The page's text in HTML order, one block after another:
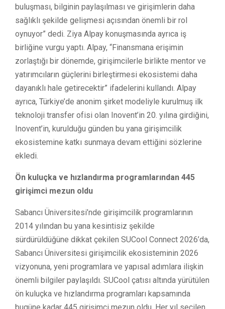
buluşması, bilginin paylaşılması ve girişimlerin daha
sağlıklı şekilde gelişmesi açısından önemli bir rol
oynuyor” dedi. Ziya Alpay konuşmasında ayrıca iş
birliğine vurgu yaptı. Alpay, “Finansmana erişimin
zorlaştığı bir dönemde, girişimcilerle birlikte mentor ve
yatırımcıların güçlerini birleştirmesi ekosistemi daha
dayanıklı hale getirecektir” ifadelerini kullandı. Alpay
ayrıca, Türkiye’de anonim şirket modeliyle kurulmuş ilk
teknoloji transfer ofisi olan Inovent’in 20. yılına girdiğini,
Inovent’in, kurulduğu günden bu yana girişimcilik
ekosistemine katkı sunmaya devam ettiğini sözlerine
ekledi.
Ön kuluçka ve hızlandırma programlarından 445
girişimci mezun oldu
Sabancı Üniversitesi’nde girişimcilik programlarının
2014 yılından bu yana kesintisiz şekilde
sürdürüldüğüne dikkat çekilen SUCool Connect 2026’da,
Sabancı Üniversitesi girişimcilik ekosisteminin 2026
vizyonuna, yeni programlara ve yapısal adımlara ilişkin
önemli bilgiler paylaşıldı. SUCool çatısı altında yürütülen
ön kuluçka ve hızlandırma programları kapsamında
bugüne kadar 445 girişimci mezun oldu. Her yıl seçilen